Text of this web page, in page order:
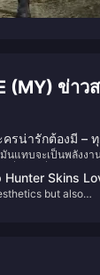
(MY) ข่าว
รน่ารักต้องมี –
นแทบจะเป็นพลังงา
Skins
but also